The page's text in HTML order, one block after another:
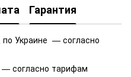
Гарантия
Украине — согласно
— согласно тарифам